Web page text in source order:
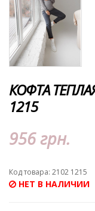
КОФТА
1215
956 грн.
Код товара: 2102 1215
НЕТ В НАЛИЧИИ